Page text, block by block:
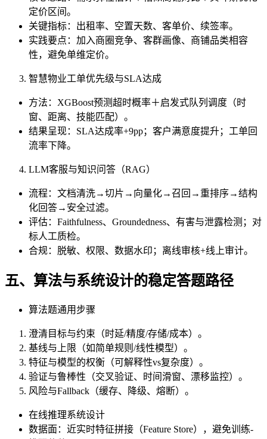
定价区间。
关键指标：出租率、空置天数、客单价、续签率。
实践要点：加入商圈竞争、客群画像、商铺品类相容
性，避免单维定价。
智慧物业工单优先级与SLA达成
方法：XGBoost预测超时概率＋启发式队列调度（时
窗、距离、技能匹配）。
结果呈现：SLA达成率+9pp；客户满意度提升；工单回
流率下降。
LLM客服与知识问答（RAG）
流程：文档清洗→切片→向量化→召回→重排序→结构
化回答→安全过滤。
评估：Faithfulness、Groundedness、有害与泄露检测；对
标人工质检。
合规：脱敏、权限、数据水印；离线审核+线上审计。
五、算法与系统设计的稳定答题路径
算法题通用步骤
澄清目标与约束（时延/精度/存储/成本）。
基线与上限（如简单规则/线性模型）。
特征与模型的权衡（可解释性vs复杂度）。
验证与鲁棒性（交叉验证、时间滑窗、漂移监控）。
风险与Fallback（缓存、降级、熔断）。
在线推理系统设计
数据面：近实时特征拼接（Feature Store），避免训练-